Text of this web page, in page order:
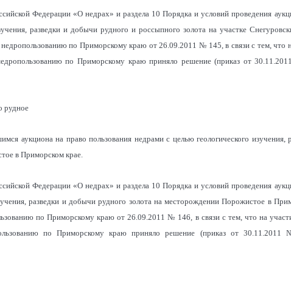
Федерации «О недрах» и раздела 10 Порядка и условий проведения
разведки и добычи рудного и россыпного золота на участке
по Приморскому краю от 26.09.2011 № 145, в связи с тем, что
по Приморскому краю приняло решение (приказ от
рудное
аукциона на право пользования недрами с целью геологического изучения,
в Приморском крае.
Федерации «О недрах» и раздела 10 Порядка и условий проведения
разведки и добычи рудного золота на месторождении Порожистое в
по Приморскому краю от 26.09.2011 № 146, в связи с тем, что на
по Приморскому краю приняло решение (приказ от